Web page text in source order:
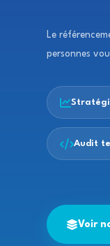
Le
personnes
Audit
Voir